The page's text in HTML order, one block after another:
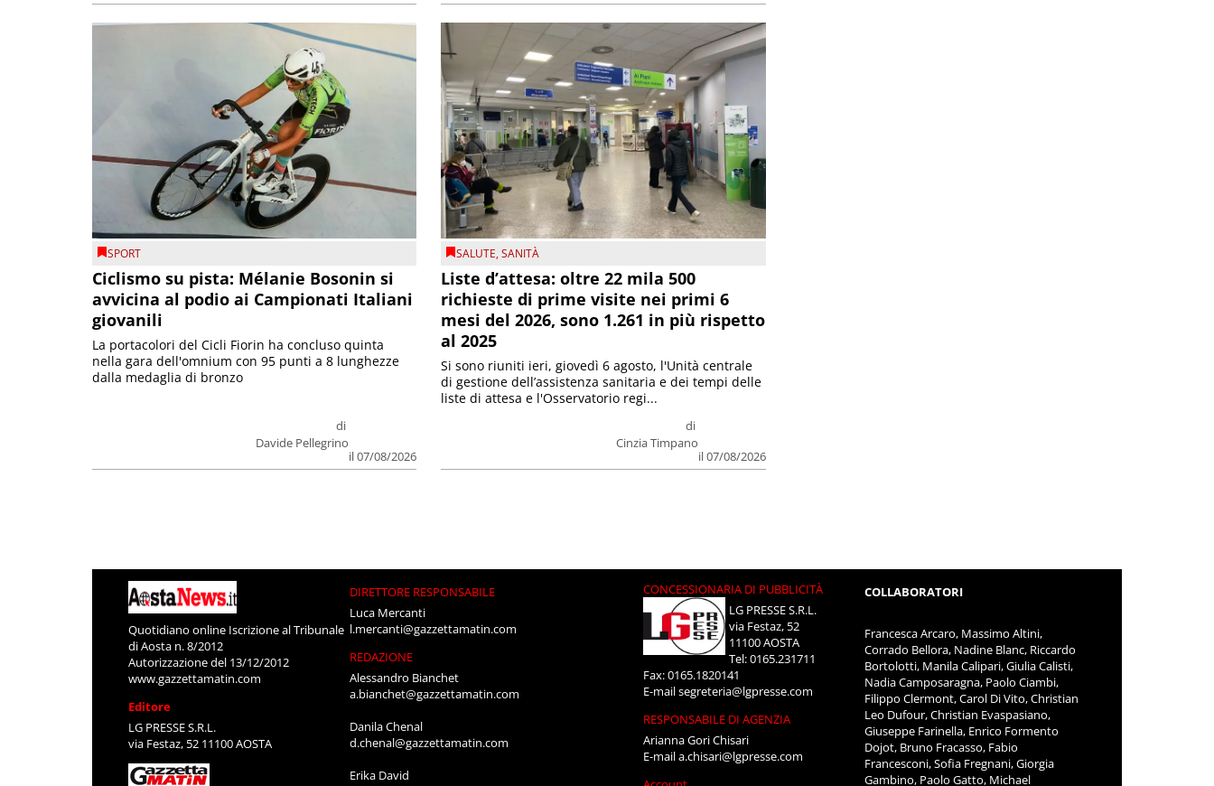
SPORT
Ciclismo su pista: Mélanie Bosonin si
avvicina al podio ai Campionati Italiani
giovanili
di
Davide Pellegrino
il 07/08/2026
La portacolori del Cicli Fiorin ha concluso quinta
nella gara dell'omnium con 95 punti a 8 lunghezze
dalla medaglia di bronzo
SALUTE,SANITÀ
Liste d’attesa: oltre 22 mila 500
richieste di prime visite nei primi 6
mesi del 2026, sono 1.261 in più rispetto
al 2025
di
Cinzia Timpano
il 07/08/2026
Si sono riuniti ieri, giovedì 6 agosto, l'Unità centrale
di gestione dell’assistenza sanitaria e dei tempi delle
liste di attesa e l'Osservatorio regi...
Quotidiano online Iscrizione al Tribunale
di Aosta n. 8/2012
Autorizzazione del 13/12/2012
www.gazzettamatin.com
Editore
LG PRESSE S.R.L.
via Festaz, 52 11100 AOSTA
DIRETTORE RESPONSABILE
Luca Mercanti
l.mercanti@gazzettamatin.com
REDAZIONE
Alessandro Bianchet
a.bianchet@gazzettamatin.com
Danila Chenal
d.chenal@gazzettamatin.com
Erika David
CONCESSIONARIA DI PUBBLICITÀ
LG PRESSE S.R.L.
via Festaz, 52
11100 AOSTA
Tel: 0165.231711
Fax: 0165.1820141
E-mailsegreteria@lgpresse.com
RESPONSABILE DI AGENZIA
Arianna Gori Chisari
E-maila.chisari@lgpresse.com
COLLABORATORI
Francesca Arcaro, Massimo Altini,
Corrado Bellora, Nadine Blanc, Riccardo
Bortolotti, Manila Calipari, Giulia Calisti,
Nadia Camposaragna, Paolo Ciambi,
Filippo Clermont, Carol Di Vito, Christian
Leo Dufour, Christian Evaspasiano,
Giuseppe Farinella, Enrico Formento
Dojot, Bruno Fracasso, Fabio
Francesconi, Sofia Fregnani, Giorgia
Gambino, Paolo Gatto, Michael